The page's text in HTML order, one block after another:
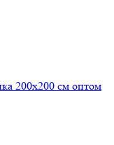
200х200 см оптом